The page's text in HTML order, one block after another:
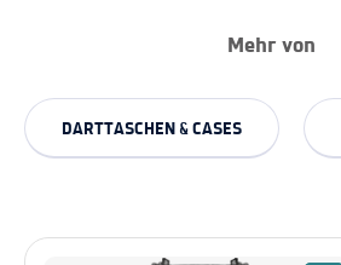
Mehr von
DARTTASCHEN & CASES